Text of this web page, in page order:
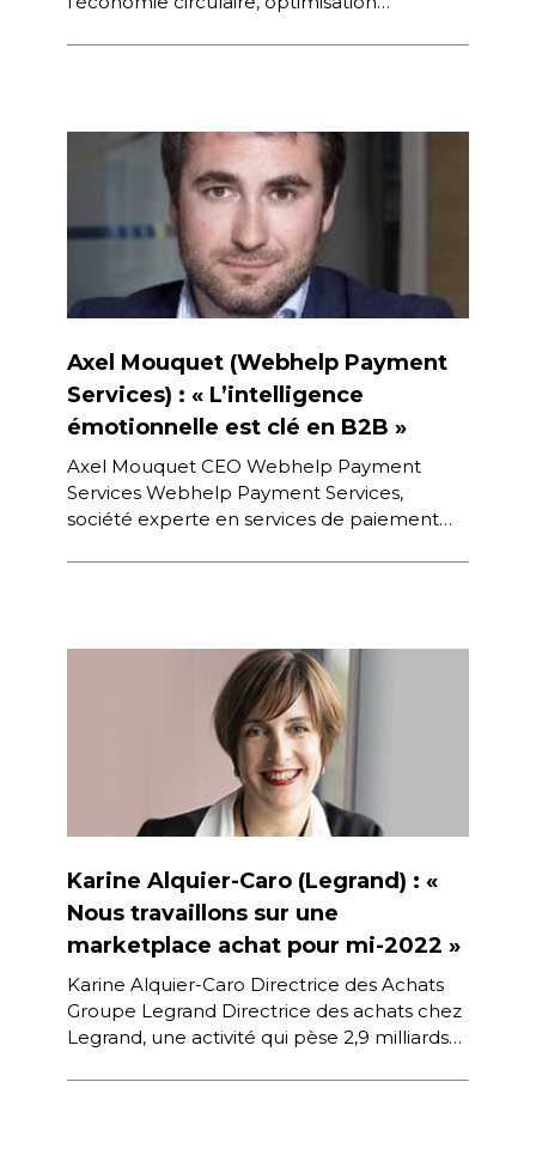
Axel Mouquet (Webhelp Payment
Services) : « L’intelligence
émotionnelle est clé en B2B »
Axel Mouquet CEO Webhelp Payment
Services Webhelp Payment Services,
société experte en services de paiement
Karine Alquier-Caro (Legrand) : «
Nous travaillons sur une
marketplace achat pour mi-2022 »
Karine Alquier-Caro Directrice des Achats
Groupe Legrand Directrice des achats chez
Legrand, une activité qui pèse 2,9 milliards